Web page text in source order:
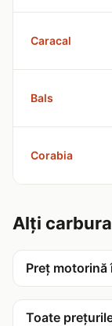
Caracal
Bals
Corabia
Alți
Preț motorină
Toate